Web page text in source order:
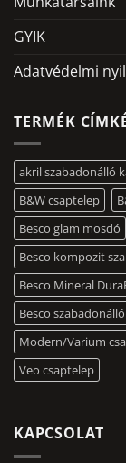
GYIK
Adatvédelmi
TERMÉK
akril szabadonálló
B&W csaptelep
Besco glam mosdó
Besco kompozit
Besco Mineral
Besco
Modern/Varium
Veo csaptelep
KAPCSOLAT